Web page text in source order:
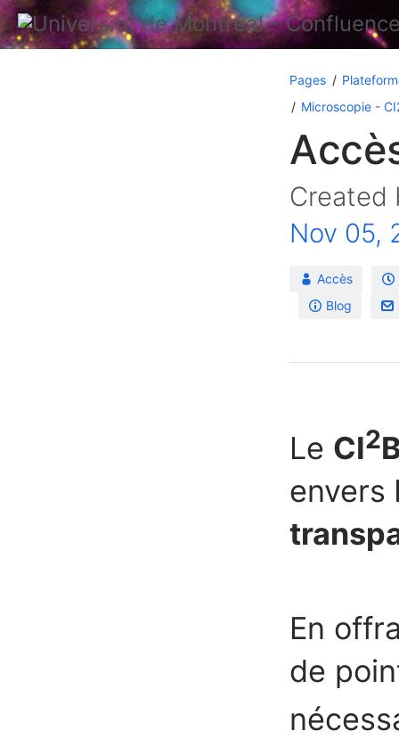
Pages
Microscopie -
Nov 05,
Accès
Blog
Le CI2
envers
En
de